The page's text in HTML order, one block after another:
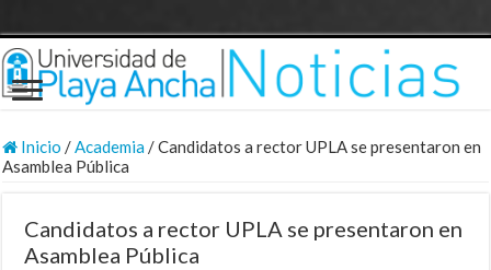
Inicio /Academia/Candidatos a rector UPLA se presentaron en
Asamblea Pública
Candidatos a rector UPLA se presentaron en
Asamblea Pública